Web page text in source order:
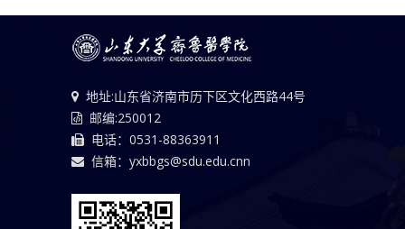
地址:山东省济南市历下区文化西路44号
邮编:250012
电话：0531-88363911
信箱：yxbbgs@sdu.edu.cnn